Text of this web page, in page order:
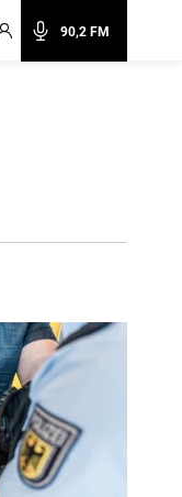
90,2 FM